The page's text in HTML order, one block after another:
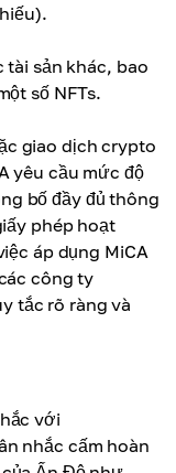
tài sản khác, bao
số NFTs.
giao dịch crypto
yêu cầu mức độ
bố đầy đủ thông
phép hoạt
áp dụng MiCA
công ty
tắc rõ ràng và
với
nhắc cấm hoàn